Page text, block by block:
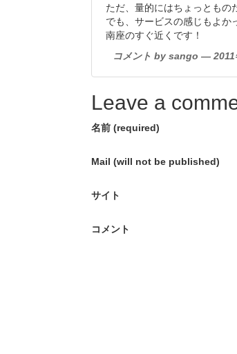
ただ、量的にはちょっともの
でも、サービスの感じもよか
南座のすぐ近くです！
コメント by sango — 2011
Leave a
名前 (required)
Mail (will not be published)
サイト
コメント